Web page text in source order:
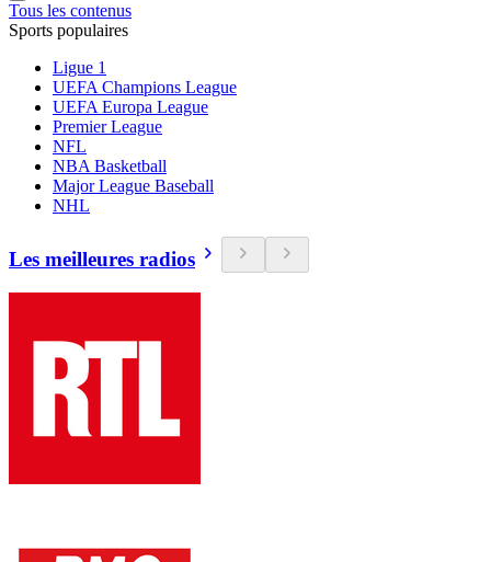
Tous les contenus
Sports populaires
Ligue 1
UEFA Champions League
UEFA Europa League
Premier League
NFL
NBA Basketball
Major League Baseball
NHL
Les meilleures radios